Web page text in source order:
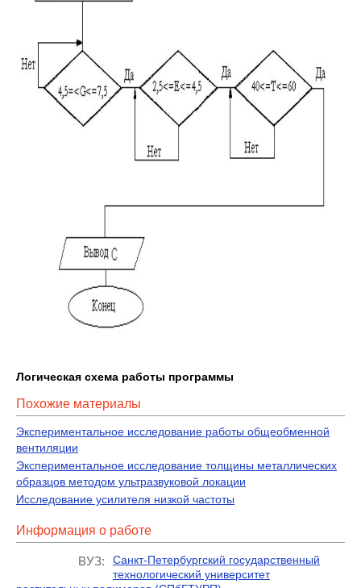
Логическая схема работы программы
Похожие материалы
Экспериментальное исследование работы общеобменной
вентиляции
Экспериментальное исследование толщины металлических
образцов методом ультразвуковой локации
Исследование усилителя низкой частоты
Информация о работе
ВУЗ:
Санкт-Петербургский государственный
технологический университет